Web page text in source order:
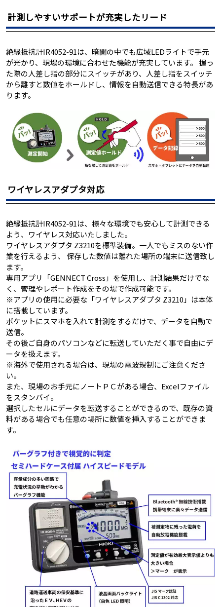
計測しやすいサポートが充実したリード
絶縁抵抗計IR4052-91は、暗闇の中でも広域LEDライトで手元
が光かり、現場の環境に合わせた機能が充実しています。 握っ
た際の人差し指の部分にスイッチがあり、人差し指をスイッチ
から離すと数値をホールドし、情報を自動送信できる特長があ
ります。
ワイヤレスアダプタ対応
絶縁抵抗計IR4052-91は、様々な環境でも安心して計測できる
よう、ワイヤレス対応いたしました。
ワイヤレスアダプタ Z3210を標準装備。一人でもミスのない作
業を行えるよう、 保存した数値は離れた場所の端末に送信致し
ます。
専用アプリ「GENNECT Cross」を使用し、計測結果だけでな
く、管理やレポート作成をその場で作成可能です。
※アプリの使用に必要な「ワイヤレスアダプタ Z3210」は本体
に搭載しています。
ポケットにスマホを入れて計測をするだけで、データを自動で
送信。
その後ご自身のパソコンなどに転送していただく事で自由にデ
ータを扱えます。
※海外で使用される場合は、現場の電波規制にご注意くださ
い。
また、現場のお手元にノートＰＣがある場合、Excelファイル
をスタンバイ。
選択したセルにデータを転送することができるので、既存の資
料がある場合でも任意の場所に数値を挿入することができま
す。